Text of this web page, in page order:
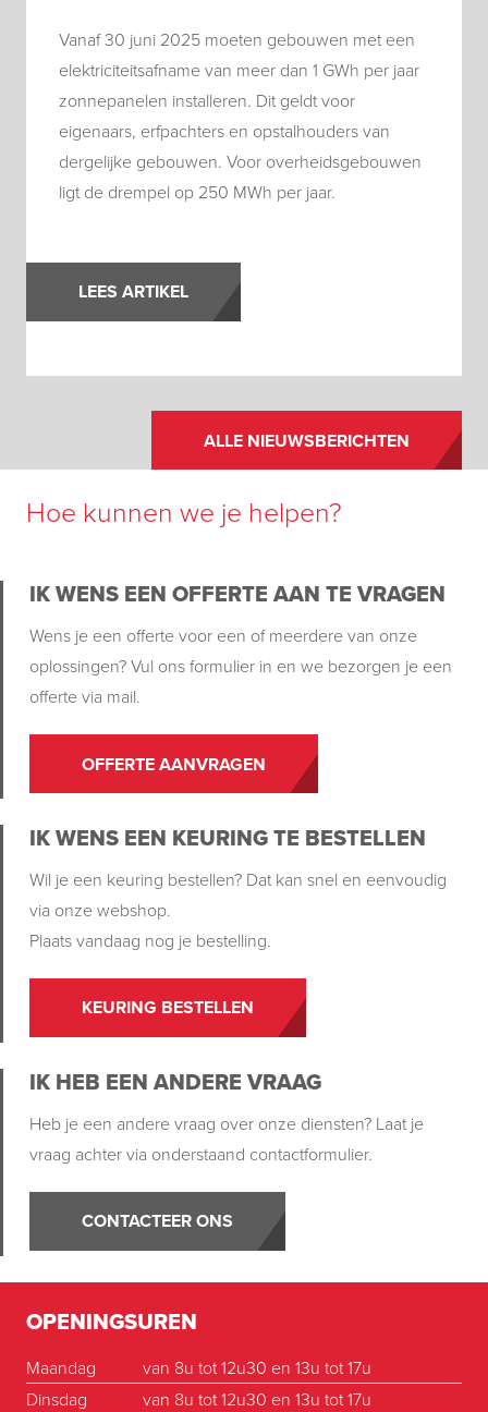
Vanaf 30 juni 2025 moeten gebouwen met een
elektriciteitsafname van meer dan 1 GWh per jaar
zonnepanelen installeren. Dit geldt voor
eigenaars, erfpachters en opstalhouders van
dergelijke gebouwen. Voor overheidsgebouwen
ligt de drempel op 250 MWh per jaar.
LEES ARTIKEL
ALLE NIEUWSBERICHTEN
Hoe kunnen we je helpen?
IK WENS EEN OFFERTE AAN TE VRAGEN
Wens je een offerte voor een of meerdere van onze
oplossingen? Vul ons formulier in en we bezorgen je een
offerte via mail.
OFFERTE AANVRAGEN
IK WENS EEN KEURING TE BESTELLEN
Wil je een keuring bestellen? Dat kan snel en eenvoudig
via onze webshop.
Plaats vandaag nog je bestelling.
KEURING BESTELLEN
IK HEB EEN ANDERE VRAAG
Heb je een andere vraag over onze diensten? Laat je
vraag achter via onderstaand contactformulier.
CONTACTEER ONS
OPENINGSUREN
Maandag
van 8u tot 12u30 en 13u tot 17u
Dinsdag
van 8u tot 12u30 en 13u tot 17u